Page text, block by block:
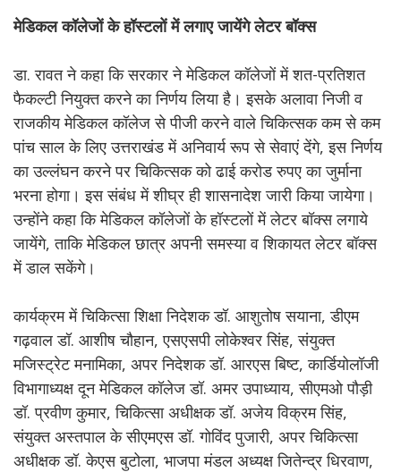
मेडिकल कॉलेजों के हॉस्टलों में लगाए जायेंगे लेटर बॉक्स
डा. रावत ने कहा कि सरकार ने मेडिकल कॉलेजों में शत-प्रतिशत
फैकल्टी नियुक्त करने का निर्णय लिया है। इसके अलावा निजी व
राजकीय मेडिकल कॉलेज से पीजी करने वाले चिकित्सक कम से कम
पांच साल के लिए उत्तराखंड में अनिवार्य रूप से सेवाएं देंगे, इस निर्णय
का उल्लंघन करने पर चिकित्सक को ढाई करोड रुपए का जुर्माना
भरना होगा। इस संबंध में शीघ्र ही शासनादेश जारी किया जायेगा।
उन्होंने कहा कि मेडिकल कॉलेजों के हॉस्टलों में लेटर बॉक्स लगाये
जायेंगे, ताकि मेडिकल छात्र अपनी समस्या व शिकायत लेटर बॉक्स
में डाल सकेंगे।
कार्यक्रम में चिकित्सा शिक्षा निदेशक डॉ. आशुतोष सयाना, डीएम
गढ़वाल डॉ. आशीष चौहान, एसएसपी लोकेश्वर सिंह, संयुक्त
मजिस्ट्रेट मनामिका, अपर निदेशक डॉ. आरएस बिष्ट, कार्डियोलॉजी
विभागाध्यक्ष दून मेडिकल कॉलेज डॉ. अमर उपाध्याय, सीएमओ पौड़ी
डॉ. प्रवीण कुमार, चिकित्सा अधीक्षक डॉ. अजेय विक्रम सिंह,
संयुक्त अस्तपाल के सीएमएस डॉ. गोविंद पुजारी, अपर चिकित्सा
अधीक्षक डॉ. केएस बुटोला, भाजपा मंडल अध्यक्ष जितेन्द्र धिरवाण,